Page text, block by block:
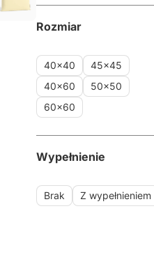
Rozmiar
40x40
45x45
40x60
50x50
60x60
Wypełnienie
Brak Z wypełnieniem